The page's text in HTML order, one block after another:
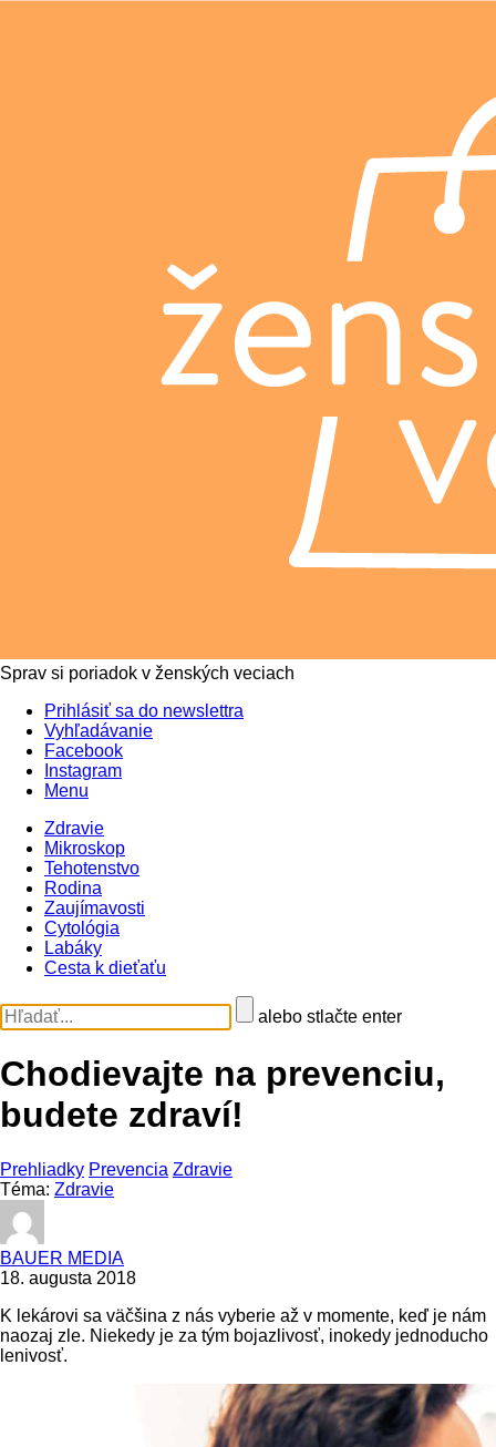
Sprav si poriadok v ženských veciach
Prihlásiť sa do newslettra
Vyhľadávanie
Facebook
Instagram
Menu
Zdravie
Mikroskop
Tehotenstvo
Rodina
Zaujímavosti
Cytológia
Labáky
Cesta k dieťaťu
alebo stlačte enter
Chodievajte na prevenciu,
budete zdraví!
Prehliadky Prevencia Zdravie
Téma: Zdravie
BAUER MEDIA
18. augusta 2018
K lekárovi sa väčšina z nás vyberie až v momente, keď je nám
naozaj zle. Niekedy je za tým bojazlivosť, inokedy jednoducho
lenivosť.